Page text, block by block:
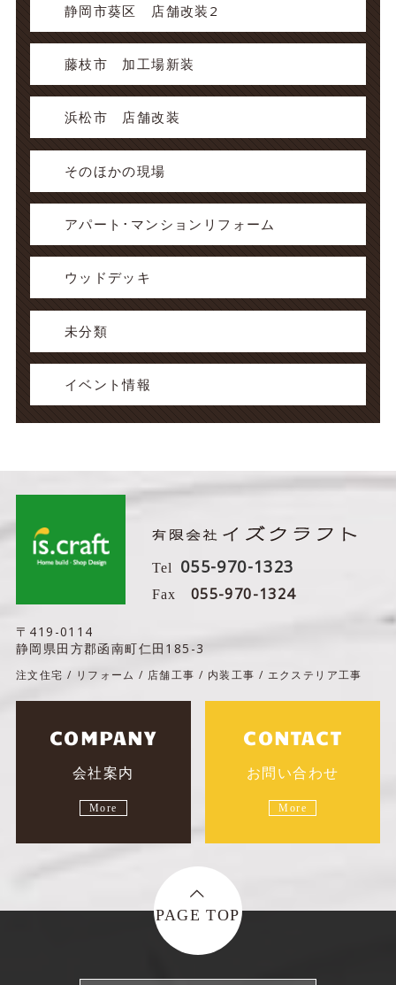
静岡市葵区 店舗改装2
藤枝市 加工場新装
浜松市 店舗改装
そのほかの現場
アパート･マンションリフォーム
ウッドデッキ
未分類
イベント情報
Tel 055-970-1323
Fax 055-970-1324
〒419-0114
静岡県田方郡函南町仁田185-3
注文住宅 / リフォーム / 店舗工事 / 内装工事 / エクステリア工事
COMPANY
会社案内
More
CONTACT
お問い合わせ
More
PAGE TOP